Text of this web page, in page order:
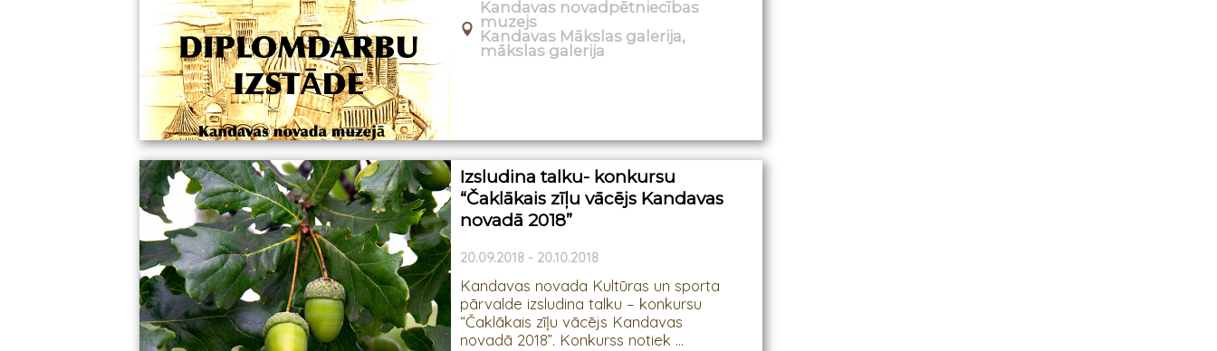
Kandavas novadpētniecības
muzejs
Kandavas Mākslas galerija,
mākslas galerija
Izsludina talku- konkursu
“Čaklākais zīļu vācējs Kandavas
novadā 2018”
20.09.2018 - 20.10.2018
Kandavas novada Kultūras un sporta
pārvalde izsludina talku – konkursu
“Čaklākais zīļu vācējs Kandavas
novadā 2018”. Konkurss notiek ...